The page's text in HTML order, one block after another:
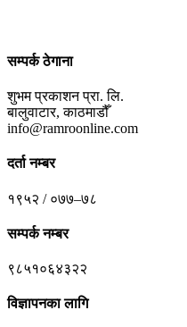
सम्पर्क ठेगाना
शुभम प्रकाशन प्रा. लि.
बालुवाटार, काठमाडौँ
info@ramroonline.com
दर्ता नम्बर
१९५२ / ०७७–७८
सम्पर्क नम्बर
९८५१०६४३२२
विज्ञापनका लागि